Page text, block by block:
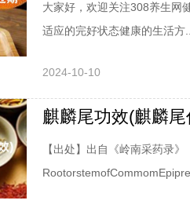
大家好，欢迎关注308养生网
适应的完好状态健康的生活方
2024-10-10
麒麟尾功效(麒麟
【出处】出自《岭南采药录